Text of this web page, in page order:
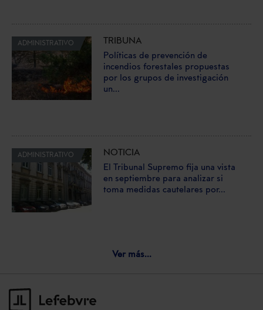
ADMINISTRATIVO
TRIBUNA
Políticas de prevención de
incendios forestales propuestas
por los grupos de investigación
un...
ADMINISTRATIVO
NOTICIA
El Tribunal Supremo fija una vista
en septiembre para analizar si
toma medidas cautelares por...
Ver más...